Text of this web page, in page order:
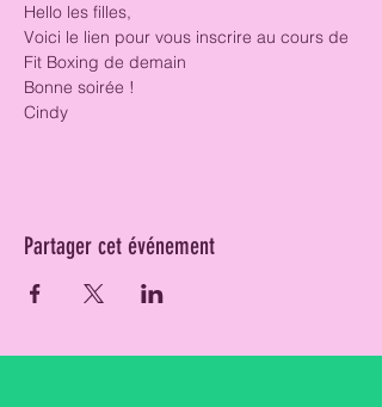
Hello les filles,
Voici le lien pour vous inscrire au cours de
Fit Boxing de demain
Bonne soirée !
Cindy
Partager cet événement